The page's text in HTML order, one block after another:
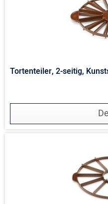
Tortenteiler, 2-seitig,